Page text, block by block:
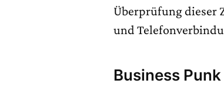
Überprüfung dieser
und
Business